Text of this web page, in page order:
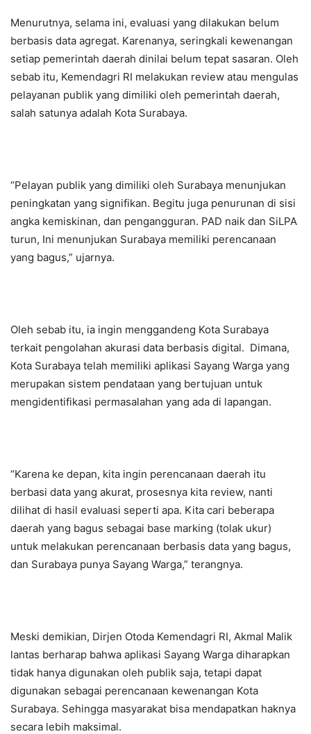
Menurutnya, selama ini, evaluasi yang dilakukan belum
berbasis data agregat. Karenanya, seringkali kewenangan
setiap pemerintah daerah dinilai belum tepat sasaran. Oleh
sebab itu, Kemendagri RI melakukan review atau mengulas
pelayanan publik yang dimiliki oleh pemerintah daerah,
salah satunya adalah Kota Surabaya.
“Pelayan publik yang dimiliki oleh Surabaya menunjukan
peningkatan yang signifikan. Begitu juga penurunan di sisi
angka kemiskinan, dan pengangguran. PAD naik dan SiLPA
turun, Ini menunjukan Surabaya memiliki perencanaan
yang bagus,” ujarnya.
Oleh sebab itu, ia ingin menggandeng Kota Surabaya
terkait pengolahan akurasi data berbasis digital. Dimana,
Kota Surabaya telah memiliki aplikasi Sayang Warga yang
merupakan sistem pendataan yang bertujuan untuk
mengidentifikasi permasalahan yang ada di lapangan.
“Karena ke depan, kita ingin perencanaan daerah itu
berbasi data yang akurat, prosesnya kita review, nanti
dilihat di hasil evaluasi seperti apa. Kita cari beberapa
daerah yang bagus sebagai base marking (tolak ukur)
untuk melakukan perencanaan berbasis data yang bagus,
dan Surabaya punya Sayang Warga,” terangnya.
Meski demikian, Dirjen Otoda Kemendagri RI, Akmal Malik
lantas berharap bahwa aplikasi Sayang Warga diharapkan
tidak hanya digunakan oleh publik saja, tetapi dapat
digunakan sebagai perencanaan kewenangan Kota
Surabaya. Sehingga masyarakat bisa mendapatkan haknya
secara lebih maksimal.